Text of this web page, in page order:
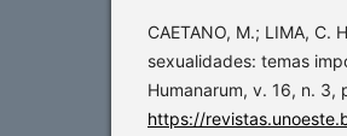
CAETANO, M.; LIMA, C.
sexualidades: temas
Humanarum, v. 16, n. 3,
https://